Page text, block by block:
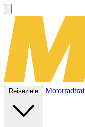
Reiseziele